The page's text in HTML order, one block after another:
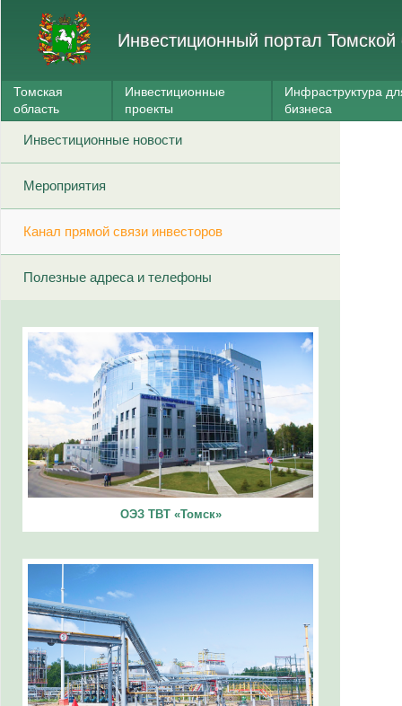
Инвестиционный портал Томской
Томская
область
Инвестиционные
проекты
Инфраструктура
бизнеса
Инвестиционные новости
Мероприятия
Канал прямой связи инвесторов
Полезные адреса и телефоны
ОЭЗ ТВТ «Томск»